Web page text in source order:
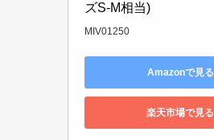
ズS-M相当)
MIV01250
Amazonで見る
楽天市場で見る